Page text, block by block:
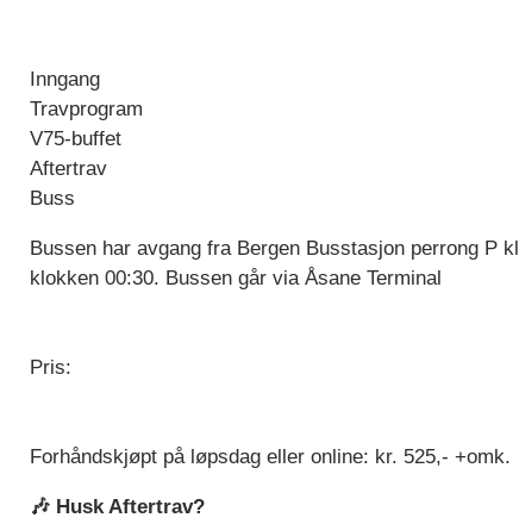
Inngang
Travprogram
V75-buffet
Aftertrav
Buss
Bussen har avgang fra Bergen Busstasjon perrong P
klokken 00:30. Bussen går via Åsane Terminal
Pris:
Forhåndskjøpt på løpsdag eller online: kr. 525,- +omk.
🎶 Husk Aftertrav?